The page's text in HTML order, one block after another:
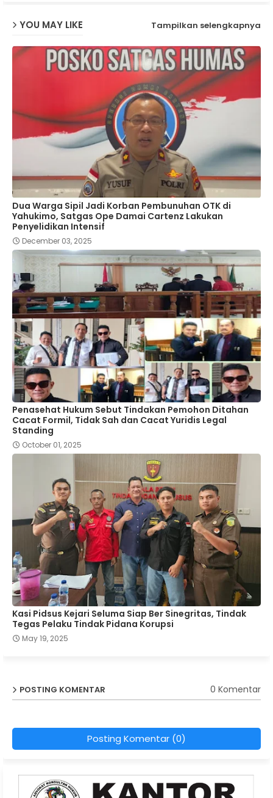
YOU MAY LIKE Tampilkan selengkapnya
Dua Warga Sipil Jadi Korban Pembunuhan OTK di
Yahukimo, Satgas Ope Damai Cartenz Lakukan
Penyelidikan Intensif
December 03, 2025
Penasehat Hukum Sebut Tindakan Pemohon Ditahan
Cacat Formil, Tidak Sah dan Cacat Yuridis Legal
Standing
October 01, 2025
Kasi Pidsus Kejari Seluma Siap Ber Sinegritas, Tindak
Tegas Pelaku Tindak Pidana Korupsi
May 19, 2025
POSTING KOMENTAR 0 Komentar
Posting Komentar (0)